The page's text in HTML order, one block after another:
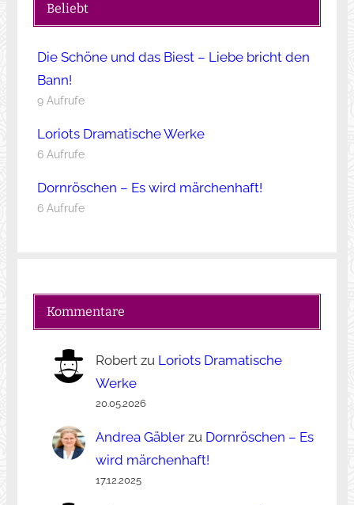
Beliebt
Die Schöne und das Biest – Liebe bricht den
Bann!
9 Aufrufe
Loriots Dramatische Werke
6 Aufrufe
Dornröschen – Es wird märchenhaft!
6 Aufrufe
Kommentare
Robertzu Loriots Dramatische
Werke
20.05.2026
Andrea Gäblerzu Dornröschen – Es
wird märchenhaft!
17.12.2025